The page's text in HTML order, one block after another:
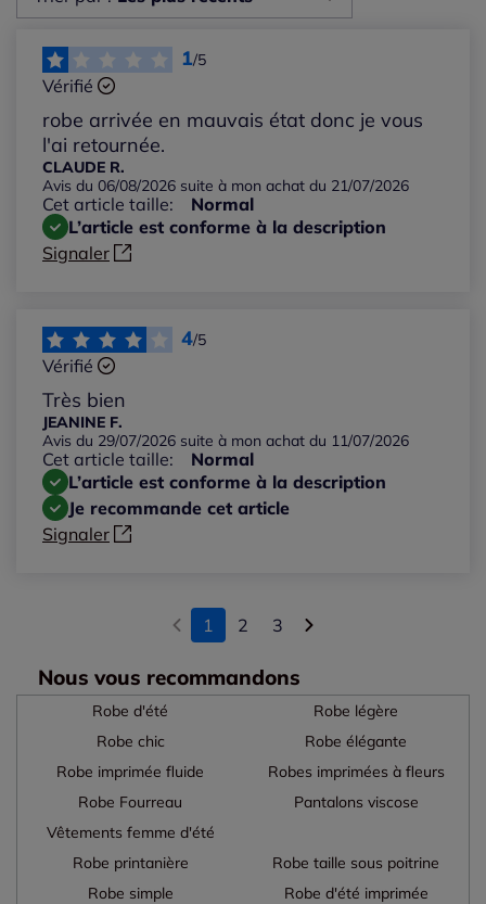
Les plus récents
Les plus anciens
Notes les plus élevées
Notes les plus basses
1/5
Vérifié
robe arrivée en mauvais état donc je vous
l'ai retournée.
CLAUDE R.
Avis du 06/08/2026 suite à mon achat du 21/07/2026
Cet article taille:
Normal
L’article est conforme à la description
Signaler
4/5
Vérifié
Très bien
JEANINE F.
Avis du 29/07/2026 suite à mon achat du 11/07/2026
Cet article taille:
Normal
L’article est conforme à la description
Je recommande cet article
Signaler
1 2 3
Nous vous recommandons
Robe d'été
Robe chic
Robe imprimée fluide
Robe Fourreau
Vêtements femme d'été
Robe légère
Robe élégante
Robes imprimées à fleurs
Pantalons viscose
Robe printanière
Robe simple
Robe taille sous poitrine
Robe d'été imprimée